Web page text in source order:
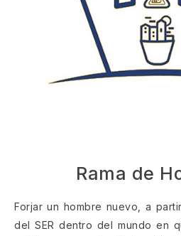
Rama de
Forjar un hombre nuevo, a
del SER dentro del mundo en